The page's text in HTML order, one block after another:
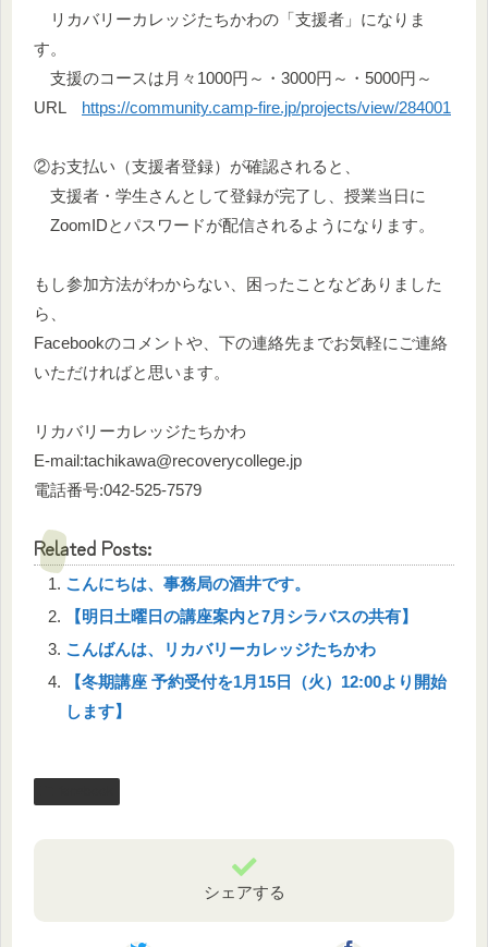
リカバリーカレッジたちかわの「支援者」になりま
す。
支援のコースは月々1000円～・3000円～・5000円～
URL https://community.camp-fire.jp/projects/view/284001
②お支払い（支援者登録）が確認されると、
支援者・学生さんとして登録が完了し、授業当日に
ZoomIDとパスワードが配信されるようになります。
もし参加方法がわからない、困ったことなどありました
ら、
Facebookのコメントや、下の連絡先までお気軽にご連絡
いただければと思います。
リカバリーカレッジたちかわ
E-mail:tachikawa@recoverycollege.jp
電話番号:042-525-7579
Related Posts:
こんにちは、事務局の酒井です。
【明日土曜日の講座案内と7月シラバスの共有】
こんばんは、リカバリーカレッジたちかわ
【冬期講座 予約受付を1月15日（火）12:00より開始
します】
シェアする